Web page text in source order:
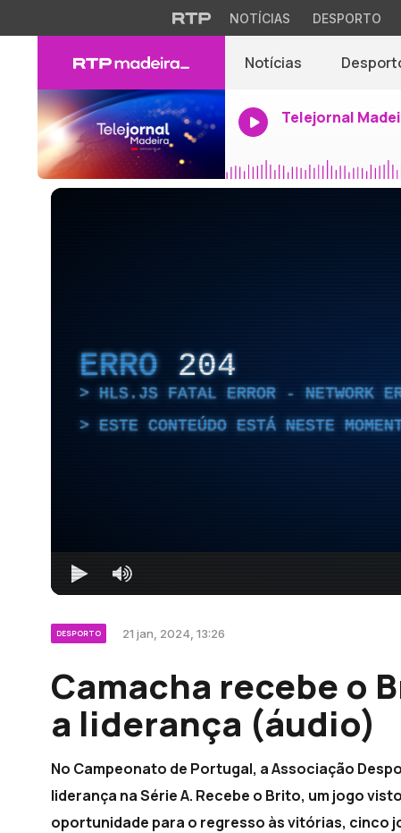
NOTÍCIAS DESPORTO
Notícias
Telejornal
ERRO 204
HLS.JS FATAL ERROR - NETWORK
ESTE CONTEÚDO ESTÁ NESTE
DESPORTO 21 jan, 2024, 13:26
Camacha recebe o
a liderança (áudio)
No Campeonato de Portugal, a Associação
liderança na Série A. Recebe o Brito, um jogo
oportunidade para o regresso às vitórias, cinco